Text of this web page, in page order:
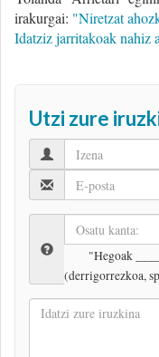
irakurgai: "Niretzat
Idatziz jarritakoak nahiz
Utzi zure
"Hegoak
(derrigorrezkoa,
Idatzi